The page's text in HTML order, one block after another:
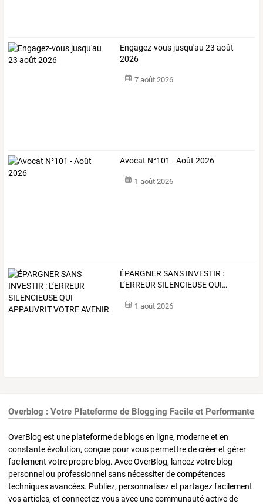
Engagez-vous jusqu'au 23 août
2026
7 août 2026
Avocat N°101 - Août 2026
1 août 2026
ÉPARGNERSANS INVESTIR :
L’ERREURSILENCIEUSEQUI…
1 août 2026
Overblog : Votre Plateforme de Blogging Facile et Performante
OverBlog est une plateforme de blogs en ligne, moderne et en
constante évolution, conçue pour vous permettre de créer et gérer
facilement votre propre blog. Avec OverBlog, lancez votre blog
personnel ou professionnel sans nécessiter de compétences
techniques avancées. Publiez, personnalisez et partagez facilement
vos articles, et connectez-vous avec une communauté active de